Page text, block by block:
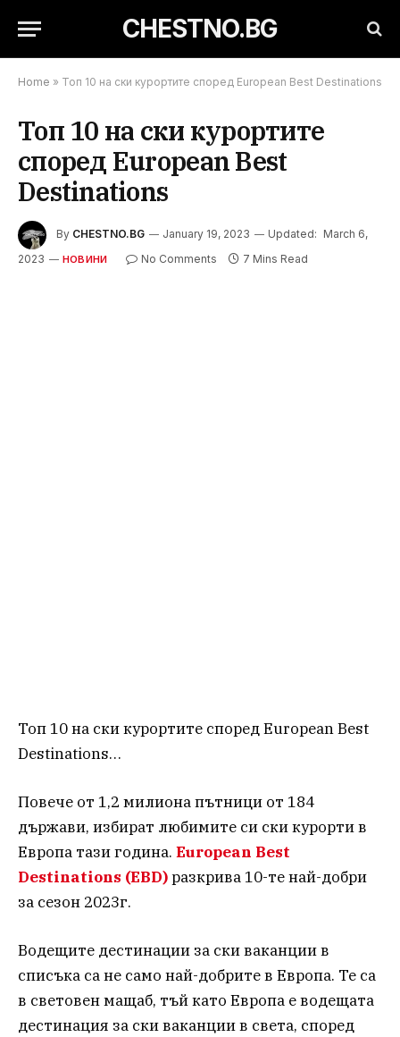
CHESTNO.BG
Home » Топ 10 на ски курортите според Еuropean Best Destinations
Топ 10 на ски курортите
според Еuropean Best
Destinations
By CHESTNO.BG January 19, 2023 Updated: March 6,
2023
НОВИНИ No Comments 7 Mins Read
Топ 10 на ски курортите според Еuropean Best
Destinations…
Повече от 1,2 милиона пътници от 184
държави, избират любимите си ски курорти в
Европа тази година. European Best
Destinations (EBD)разкрива 10-те най-добри
за сезон 2023г.
Водещите дестинации за ски ваканции в
списъка са не само най-добрите в Европа. Те са
в световен мащаб, тъй като Европа е водещата
дестинация за ски ваканции в света, според